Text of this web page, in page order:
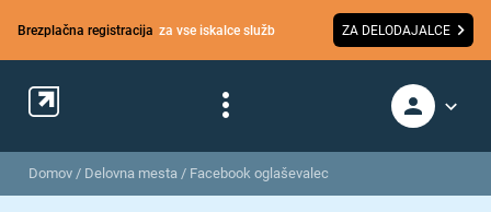
Brezplačna registracija za vse iskalce služb ZA DELODAJALCE
Domov / Delovna mesta / Facebook oglaševalec